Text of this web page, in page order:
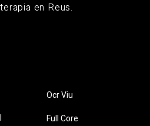
en Reus.
Ocr Viu
Full Core